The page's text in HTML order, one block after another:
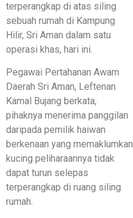
terperangkap di atas siling
sebuah rumah di Kampung
Hilir, Sri Aman dalam satu
operasi khas, hari ini.
Pegawai Pertahanan Awam
Daerah Sri Aman, Leftenan
Kamal Bujang berkata,
pihaknya menerima panggilan
daripada pemilik haiwan
berkenaan yang memaklumkan
kucing peliharaannya tidak
dapat turun selepas
terperangkap di ruang siling
rumah.